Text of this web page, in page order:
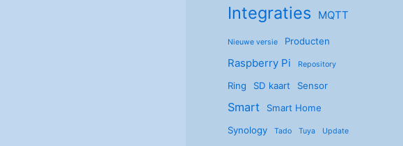
Integraties MQTT
Nieuwe versie Producten
Raspberry Pi Repository
Ring SD kaart Sensor
Smart
Smart Home
Synology
Tado Tuya Update